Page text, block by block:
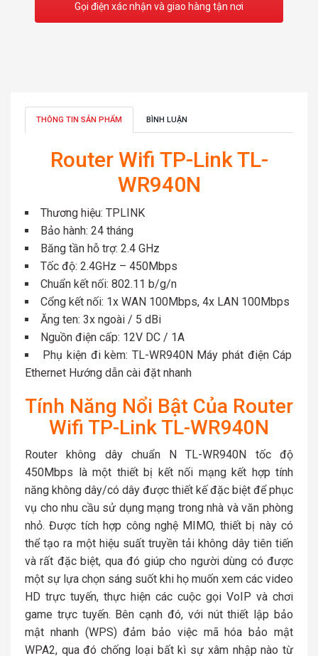
Gọi điện xác nhận và giao hàng tận nơi
THÔNG TIN SẢN PHẨM BÌNH LUẬN
Router Wifi TP-Link TL-
WR940N
Thương hiệu: TPLINK
Bảo hành: 24 tháng
Băng tần hỗ trợ: 2.4 GHz
Tốc độ: 2.4GHz – 450Mbps
Chuẩn kết nối: 802.11 b/g/n
Cổng kết nối: 1x WAN 100Mbps, 4x LAN 100Mbps
Ăng ten: 3x ngoài / 5 dBi
Nguồn điện cấp: 12V DC / 1A
Phụ kiện đi kèm: TL-WR940N Máy phát điện Cáp
Ethernet Hướng dẫn cài đặt nhanh
Tính Năng Nổi Bật Của Router
Wifi TP-Link TL-WR940N
Router không dây chuẩn N TL-WR940N tốc độ
450Mbps là một thiết bị kết nối mạng kết hợp tính
năng không dây/có dây được thiết kế đặc biệt để phục
vụ cho nhu cầu sử dụng mạng trong nhà và văn phòng
nhỏ. Được tích hợp công nghệ MIMO, thiết bị này có
thể tạo ra một hiệu suất truyền tải không dây tiên tiến
và rất đặc biệt, qua đó giúp cho người dùng có được
một sự lựa chọn sáng suốt khi họ muốn xem các video
HD trực tuyến, thực hiện các cuộc gọi VoIP và chơi
game trực tuyến. Bên cạnh đó, với nút thiết lập bảo
mật nhanh (WPS) đảm bảo việc mã hóa bảo mật
WPA2, qua đó chống loại bất kì sự xâm nhập nào từ